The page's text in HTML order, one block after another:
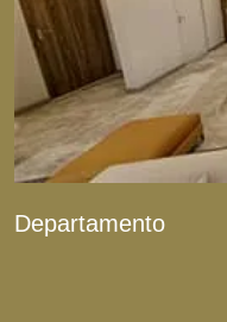
Departamento